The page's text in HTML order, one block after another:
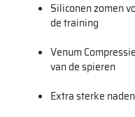
Siliconen zomen
de training
Venum
van de spieren
Extra sterke naden